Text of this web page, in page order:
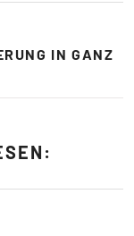
IN GANZ